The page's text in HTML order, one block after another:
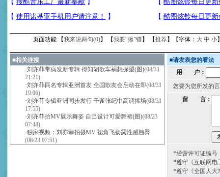
页面功能 【我来说两句(0)】 【我要“揪”错】 【推荐】【字体： 大 中 小
■相关连接
·刘亦菲带病发新专辑 得知胡歌车祸想探望(图)(08/31
21:21)
·刘亦菲同名专辑亚洲首发 全国歌友会启动在即(08/31
19:06)
·刘亦菲专辑亚洲同步发行 干爹张纪中高调捧场(08/31
17:55)
·刘亦菲拍MV展示舞姿 自己设计可爱舞裙(图)(08/23
07:48)
·独家视频：刘亦菲拍摄MV 裙角飞扬露性感翘臀
(08/23 07:51)
■请发表您的看法
用 户：
您要为您所发的
留 言：
*经营许可证编号
*遵守《互联网电
*遵守《全国人大